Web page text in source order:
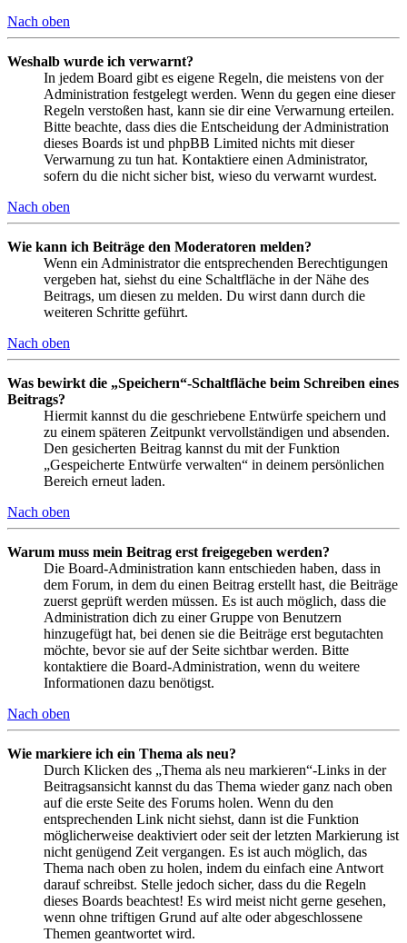
Nach oben
Weshalb wurde ich verwarnt?
In jedem Board gibt es eigene Regeln, die meistens von der
Administration festgelegt werden. Wenn du gegen eine dieser
Regeln verstoßen hast, kann sie dir eine Verwarnung erteilen.
Bitte beachte, dass dies die Entscheidung der Administration
dieses Boards ist und phpBB Limited nichts mit dieser
Verwarnung zu tun hat. Kontaktiere einen Administrator,
sofern du die nicht sicher bist, wieso du verwarnt wurdest.
Nach oben
Wie kann ich Beiträge den Moderatoren melden?
Wenn ein Administrator die entsprechenden Berechtigungen
vergeben hat, siehst du eine Schaltfläche in der Nähe des
Beitrags, um diesen zu melden. Du wirst dann durch die
weiteren Schritte geführt.
Nach oben
Was bewirkt die „Speichern“-Schaltfläche beim Schreiben eines
Beitrags?
Hiermit kannst du die geschriebene Entwürfe speichern und
zu einem späteren Zeitpunkt vervollständigen und absenden.
Den gesicherten Beitrag kannst du mit der Funktion
„Gespeicherte Entwürfe verwalten“ in deinem persönlichen
Bereich erneut laden.
Nach oben
Warum muss mein Beitrag erst freigegeben werden?
Die Board-Administration kann entschieden haben, dass in
dem Forum, in dem du einen Beitrag erstellt hast, die Beiträge
zuerst geprüft werden müssen. Es ist auch möglich, dass die
Administration dich zu einer Gruppe von Benutzern
hinzugefügt hat, bei denen sie die Beiträge erst begutachten
möchte, bevor sie auf der Seite sichtbar werden. Bitte
kontaktiere die Board-Administration, wenn du weitere
Informationen dazu benötigst.
Nach oben
Wie markiere ich ein Thema als neu?
Durch Klicken des „Thema als neu markieren“-Links in der
Beitragsansicht kannst du das Thema wieder ganz nach oben
auf die erste Seite des Forums holen. Wenn du den
entsprechenden Link nicht siehst, dann ist die Funktion
möglicherweise deaktiviert oder seit der letzten Markierung ist
nicht genügend Zeit vergangen. Es ist auch möglich, das
Thema nach oben zu holen, indem du einfach eine Antwort
darauf schreibst. Stelle jedoch sicher, dass du die Regeln
dieses Boards beachtest! Es wird meist nicht gerne gesehen,
wenn ohne triftigen Grund auf alte oder abgeschlossene
Themen geantwortet wird.